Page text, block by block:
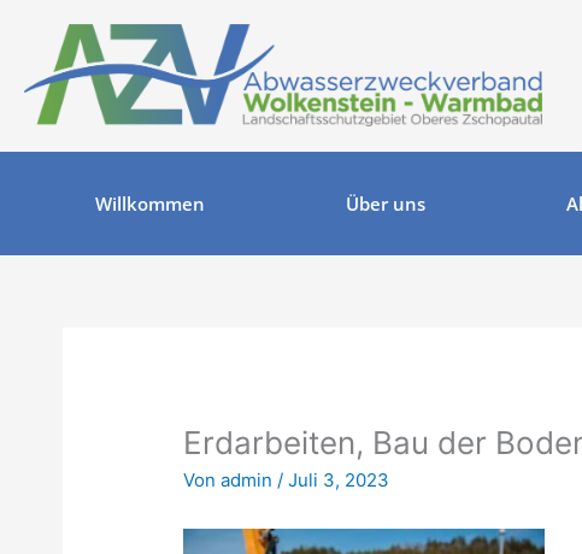
springen
Willkommen Über uns
Erdarbeiten, Bau der
Vonadmin/Juli 3, 2023